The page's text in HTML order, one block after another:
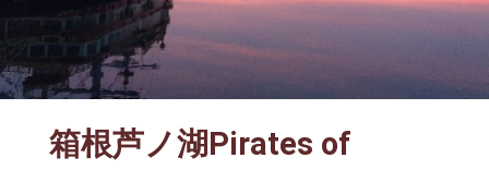
箱根芦ノ湖Pirates of